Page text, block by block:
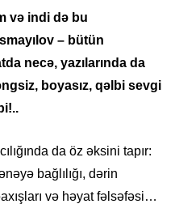
və indi də bu
– bütün
necə, yazılarında da
boyasız, qəlbi sevgi
da öz əksini tapır:
bağlılığı, dərin
və həyat fəlsəfəsi…